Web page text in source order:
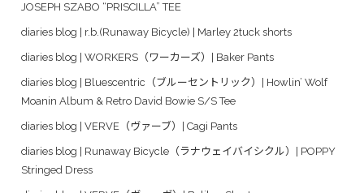
JOSEPH SZABO “PRISCILLA” TEE
diaries blog | r.b.(Runaway Bicycle) | Marley 2tuck shorts
diaries blog | WORKERS（ワーカーズ）| Baker Pants
diaries blog | Bluescentric（ブルーセントリック）| Howlin’ Wolf
Moanin Album & Retro David Bowie S/S Tee
diaries blog | VERVE（ヴァーブ）| Cagi Pants
diaries blog | Runaway Bicycle（ラナウェイバイシクル）| POPPY
Stringed Dress